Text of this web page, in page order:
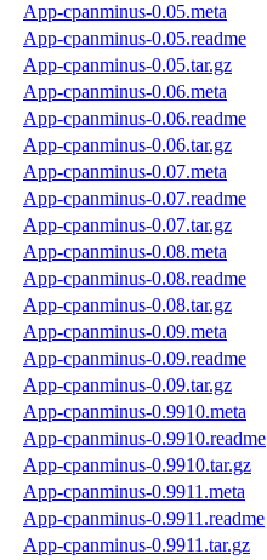
App-cpanminus-0.05.meta
App-cpanminus-0.05.readme
App-cpanminus-0.05.tar.gz
App-cpanminus-0.06.meta
App-cpanminus-0.06.readme
App-cpanminus-0.06.tar.gz
App-cpanminus-0.07.meta
App-cpanminus-0.07.readme
App-cpanminus-0.07.tar.gz
App-cpanminus-0.08.meta
App-cpanminus-0.08.readme
App-cpanminus-0.08.tar.gz
App-cpanminus-0.09.meta
App-cpanminus-0.09.readme
App-cpanminus-0.09.tar.gz
App-cpanminus-0.9910.meta
App-cpanminus-0.9910.readme
App-cpanminus-0.9910.tar.gz
App-cpanminus-0.9911.meta
App-cpanminus-0.9911.readme
App-cpanminus-0.9911.tar.gz